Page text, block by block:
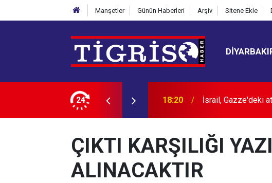
Manşetler Günün Haberleri Arşiv Sitene Ekle
24
maçı öncesi stadyumda 18:20 İsrail, Gazze'deki
ÇIKTI KARŞILIĞI
ALINACAKTIR